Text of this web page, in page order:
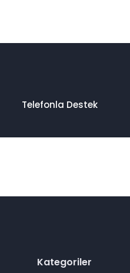
Telefonla Destek
Kategoriler